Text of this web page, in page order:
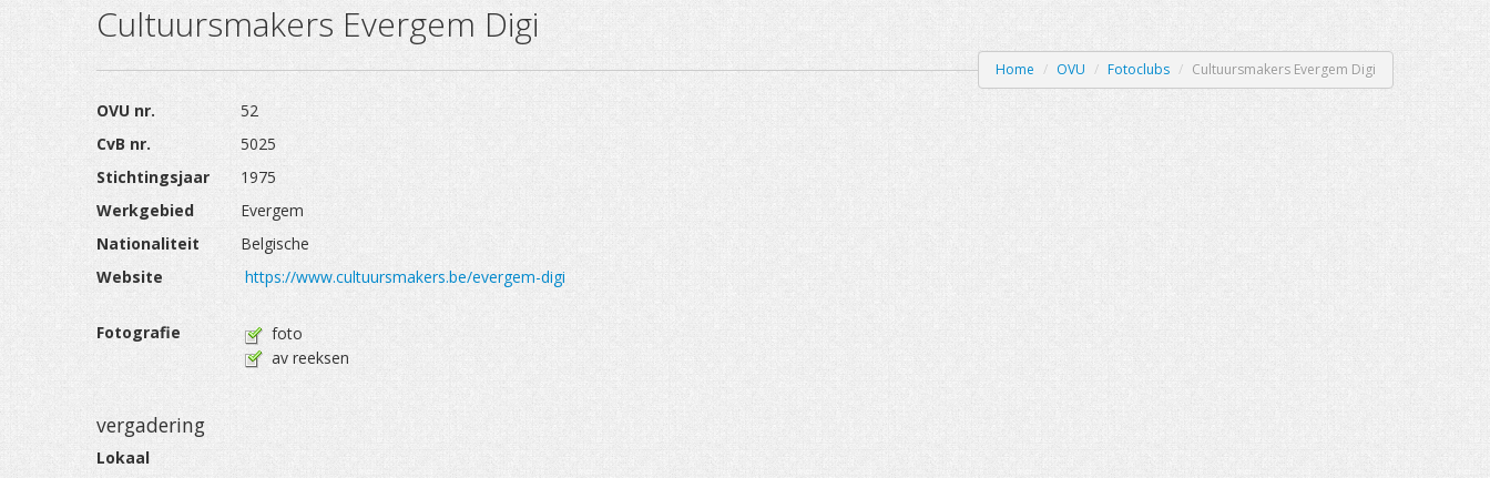
Cultuursmakers Evergem Digi
Home / OVU / Fotoclubs / Cultuursmakers Evergem Digi
OVU nr.
52
CvB nr.
5025
Stichtingsjaar
1975
Werkgebied
Evergem
Nationaliteit
Belgische
Website
https://www.cultuursmakers.be/evergem-digi
Fotografie
foto
av reeksen
vergadering
Lokaal